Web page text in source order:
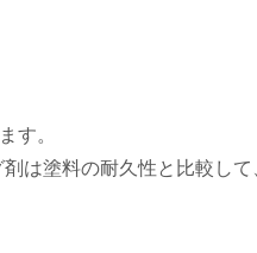
す。
は塗料の耐久性と比較して